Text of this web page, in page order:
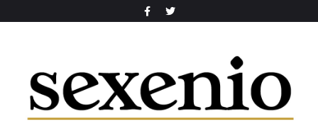
SEARCH THIS WEBSITE